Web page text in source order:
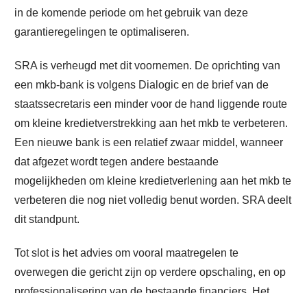
in de komende periode om het gebruik van deze
garantieregelingen te optimaliseren.
SRA is verheugd met dit voornemen. De oprichting van
een mkb-bank is volgens Dialogic en de brief van de
staatssecretaris een minder voor de hand liggende route
om kleine kredietverstrekking aan het mkb te verbeteren.
Een nieuwe bank is een relatief zwaar middel, wanneer
dat afgezet wordt tegen andere bestaande
mogelijkheden om kleine kredietverlening aan het mkb te
verbeteren die nog niet volledig benut worden. SRA deelt
dit standpunt.
Tot slot is het advies om vooral maatregelen te
overwegen die gericht zijn op verdere opschaling, en op